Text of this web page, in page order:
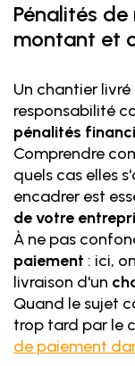
Pénalités
montant et
Un chantier
responsabilité
pénalités
Comprendre
quels cas elles
encadrer est
de votre
À ne pas
paiement : ici,
livraison d'un
Quand le sujet
trop tard par le
de paiement